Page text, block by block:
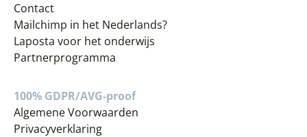
Contact
Mailchimp in het Nederlands?
Laposta voor het onderwijs
Partnerprogramma
100% GDPR/AVG-proof
Algemene Voorwaarden
Privacyverklaring